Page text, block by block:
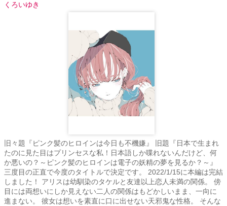
くろいゆき
旧々題『ピンク髪のヒロインは今日も不機嫌』 旧題『日本で生まれ
たのに見た目はプリンセスな私！日本語しか喋れないんだけど、何
か悪いの？～ピンク髪のヒロインは電子の妖精の夢を見るか？～』
三度目の正直で今度のタイトルで決定です。 2022/1/15に本編は完結
しました！ アリスは幼馴染のタケルと友達以上恋人未満の関係。 傍
目には両想いにしか見えない二人の関係はもどかしいまま、一向に
進まない。 彼女は想いを素直に口に出せない天邪鬼な性格。 そんな